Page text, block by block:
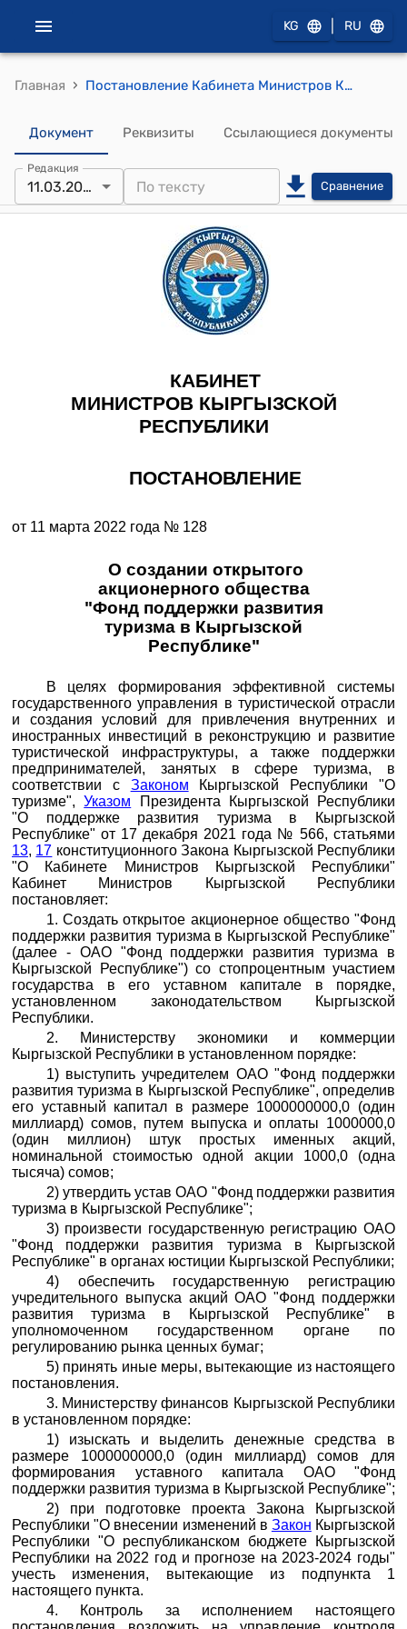
KG RU
Главная › Постановление Кабинета Министров КР от 11 марта 2022 года № 128 "О создании открытого акционерного общества "Фонд поддержки развития туризма в Кыргызской Республике""
Документ Реквизиты Ссылающиеся документы
Редакция
11.03.2022 Сравнение